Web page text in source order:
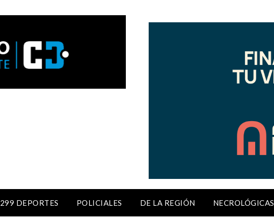
299 DEPORTES POLICIALES DE LA REGIÓN NECROLÓGICAS